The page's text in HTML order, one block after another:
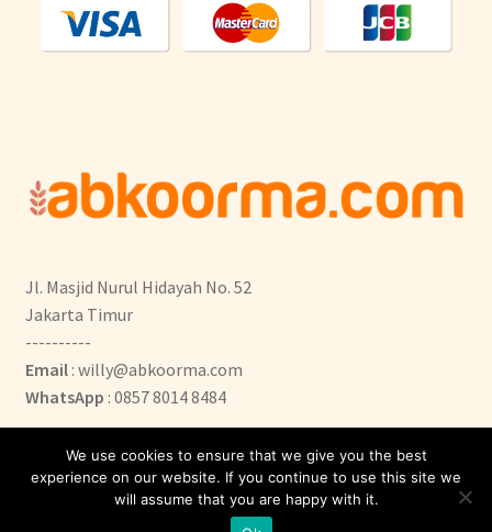
Jl. Masjid Nurul Hidayah No. 52
Jakarta Timur
----------
Email : willy@abkoorma.com
WhatsApp : 0857 8014 8484
We use cookies to ensure that we give you the best
experience on our website. If you continue to use this site we
will assume that you are happy with it.